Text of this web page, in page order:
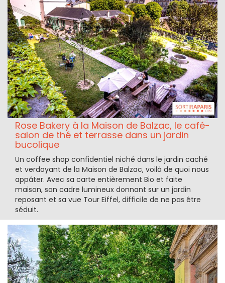
Rose Bakery à la Maison de Balzac, le café-
salon de thé et terrasse dans un jardin
bucolique
Un coffee shop confidentiel niché dans le jardin caché
et verdoyant de la Maison de Balzac, voilà de quoi nous
appâter. Avec sa carte entièrement Bio et faite
maison, son cadre lumineux donnant sur un jardin
reposant et sa vue Tour Eiffel, difficile de ne pas être
séduit.